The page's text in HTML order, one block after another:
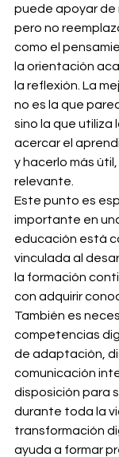
puede apoyar de
pero no
como el
la orientación
la reflexión. La
no es la que
sino la que utiliza
acercar el
y hacerlo más
relevante.
Este punto es
importante en
educación está
vinculada al
la formación
con adquirir
También es
competencias
de adaptación,
comunicación
disposición para
durante toda la
transformación
ayuda a formar